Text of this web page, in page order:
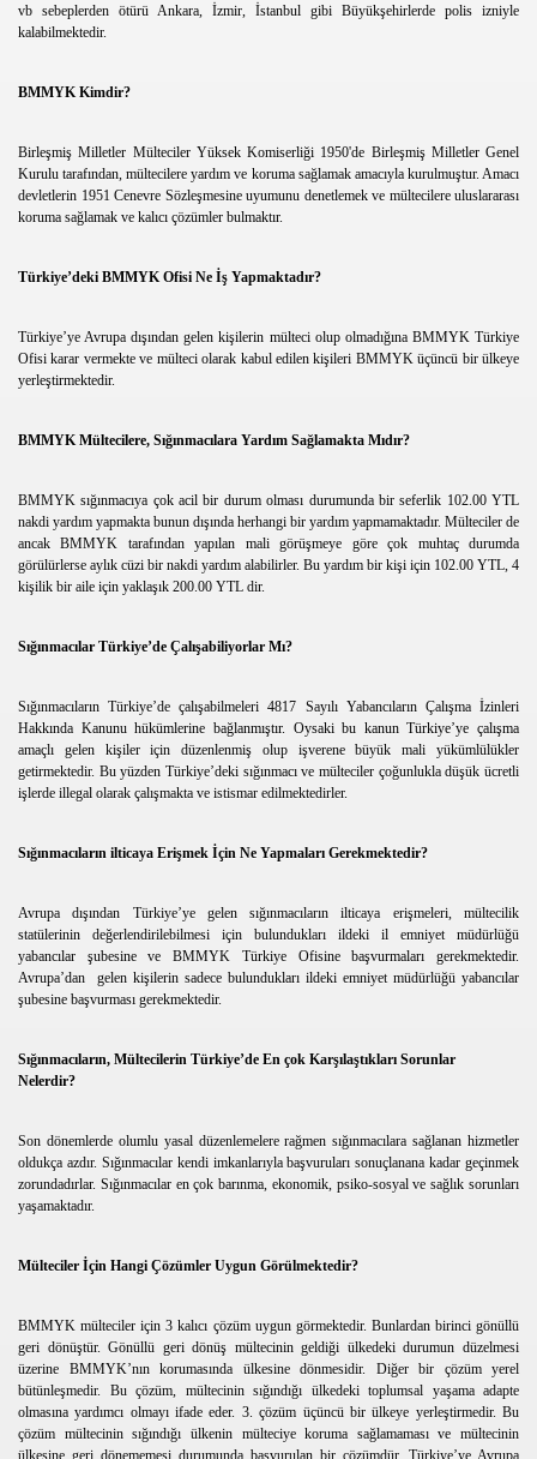
vb sebeplerden ötürü Ankara, İzmir, İstanbul gibi Büyükşehirlerde polis izniyle
kalabilmektedir.
BMMYK Kimdir?
Birleşmiş Milletler Mülteciler Yüksek Komiserliği 1950'de Birleşmiş Milletler Genel
Kurulu tarafından, mültecilere yardım ve koruma sağlamak amacıyla kurulmuştur. Amacı
devletlerin 1951 Cenevre Sözleşmesine uyumunu denetlemek ve mültecilere uluslararası
koruma sağlamak ve kalıcı çözümler bulmaktır.
Türkiye’deki BMMYK Ofisi Ne İş Yapmaktadır?
Türkiye’ye Avrupa dışından gelen kişilerin mülteci olup olmadığına BMMYK Türkiye
Ofisi karar vermekte ve mülteci olarak kabul edilen kişileri BMMYK üçüncü bir ülkeye
yerleştirmektedir.
BMMYK Mültecilere, Sığınmacılara Yardım Sağlamakta Mıdır?
BMMYK sığınmacıya çok acil bir durum olması durumunda bir seferlik 102.00 YTL
nakdi yardım yapmakta bunun dışında herhangi bir yardım yapmamaktadır. Mülteciler de
ancak BMMYK tarafından yapılan mali görüşmeye göre çok muhtaç durumda
görülürlerse aylık cüzi bir nakdi yardım alabilirler. Bu yardım bir kişi için 102.00 YTL, 4
kişilik bir aile için yaklaşık 200.00 YTL dir.
Sığınmacılar Türkiye’de Çalışabiliyorlar Mı?
Sığınmacıların Türkiye’de çalışabilmeleri 4817 Sayılı Yabancıların Çalışma İzinleri
Hakkında Kanunu hükümlerine bağlanmıştır. Oysaki bu kanun Türkiye’ye çalışma
amaçlı gelen kişiler için düzenlenmiş olup işverene büyük mali yükümlülükler
getirmektedir. Bu yüzden Türkiye’deki sığınmacı ve mülteciler çoğunlukla düşük ücretli
işlerde illegal olarak çalışmakta ve istismar edilmektedirler.
Sığınmacıların ilticaya Erişmek İçin Ne Yapmaları Gerekmektedir?
Avrupa dışından Türkiye’ye gelen sığınmacıların ilticaya erişmeleri, mültecilik
statülerinin değerlendirilebilmesi için bulundukları ildeki il emniyet müdürlüğü
yabancılar şubesine ve BMMYK Türkiye Ofisine başvurmaları gerekmektedir.
Avrupa’dan gelen kişilerin sadece bulundukları ildeki emniyet müdürlüğü yabancılar
şubesine başvurması gerekmektedir.
Sığınmacıların, Mültecilerin Türkiye’de En çok Karşılaştıkları Sorunlar
Nelerdir?
Son dönemlerde olumlu yasal düzenlemelere rağmen sığınmacılara sağlanan hizmetler
oldukça azdır. Sığınmacılar kendi imkanlarıyla başvuruları sonuçlanana kadar geçinmek
zorundadırlar. Sığınmacılar en çok barınma, ekonomik, psiko-sosyal ve sağlık sorunları
yaşamaktadır.
Mülteciler İçin Hangi Çözümler Uygun Görülmektedir?
BMMYK mülteciler için 3 kalıcı çözüm uygun görmektedir. Bunlardan birinci gönüllü
geri dönüştür. Gönüllü geri dönüş mültecinin geldiği ülkedeki durumun düzelmesi
üzerine BMMYK’nın korumasında ülkesine dönmesidir. Diğer bir çözüm yerel
bütünleşmedir. Bu çözüm, mültecinin sığındığı ülkedeki toplumsal yaşama adapte
olmasına yardımcı olmayı ifade eder. 3. çözüm üçüncü bir ülkeye yerleştirmedir. Bu
çözüm mültecinin sığındığı ülkenin mülteciye koruma sağlamaması ve mültecinin
ülkesine geri dönememesi durumunda başvurulan bir çözümdür. Türkiye’ye Avrupa